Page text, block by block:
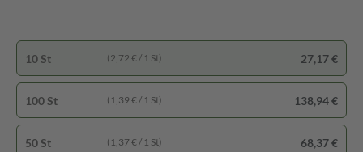
100 St (1,39 € / 1 St) 138,94 €
50 St (1,37 € / 1 St) 68,37 €
10 St (2,72 € / 1 St) 27,17 €